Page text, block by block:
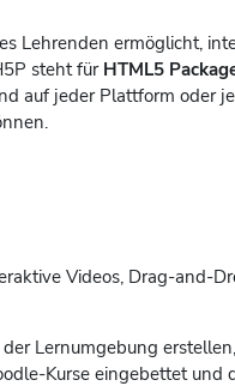
Lehrenden ermöglicht,
steht für HTML5
auf jeder Plattform oder
Videos, Drag-and-
Lernumgebung
Kurse eingebettet und